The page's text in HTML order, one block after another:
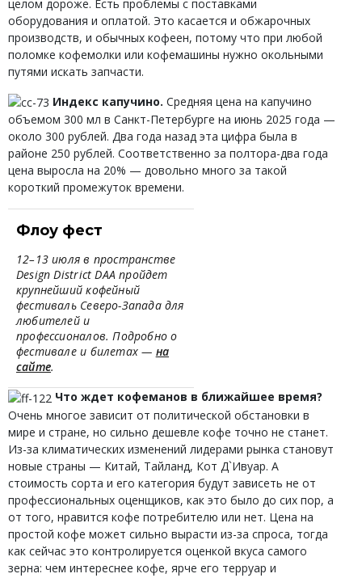
целом дороже. Есть проблемы с поставками
оборудования и оплатой. Это касается и обжарочных
производств, и обычных кофеен, потому что при любой
поломке кофемолки или кофемашины нужно окольными
путями искать запчасти.
Индекс капучино. Средняя цена на капучино
объемом 300 мл в Санкт-Петербурге на июнь 2025 года —
около 300 рублей. Два года назад эта цифра была в
районе 250 рублей. Соответственно за полтора-два года
цена выросла на 20% — довольно много за такой
короткий промежуток времени.
Флоу фест
12–13 июля в пространстве
Design District DAA пройдет
крупнейший кофейный
фестиваль Северо-Запада для
любителей и
профессионалов. Подробно о
фестивале и билетах — на
сайте.
Что ждет кофеманов в ближайшее время?
Очень многое зависит от политической обстановки в
мире и стране, но сильно дешевле кофе точно не станет.
Из-за климатических изменений лидерами рынка становут
новые страны — Китай, Тайланд, Кот Д`Ивуар. А
стоимость сорта и его категория будут зависеть не от
профессиональных оценщиков, как это было до сих пор, а
от того, нравится кофе потребителю или нет. Цена на
простой кофе может сильно вырасти из-за спроса, тогда
как сейчас это контролируется оценкой вкуса самого
зерна: чем интереснее кофе, ярче его терруар и